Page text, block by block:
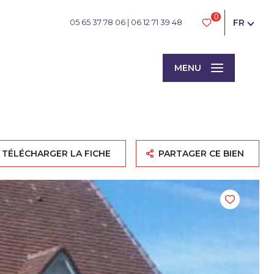
05 65 37 78 06 06 12 71 39 48
0
FR
MENU
TÉLÉCHARGER LA FICHE PARTAGER CE BIEN